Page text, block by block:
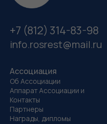
+7 (812) 314-83-98
info.rosrest@mail.ru
Ассоциация
Об Ассоциации
Аппарат Ассоциации и
Контакты
Партнеры
Награды, дипломы